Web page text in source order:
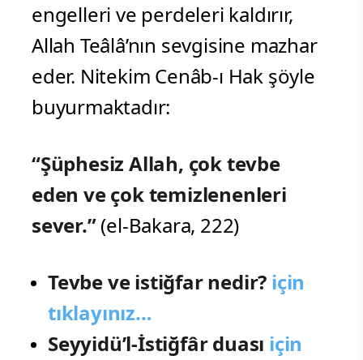
engelleri ve perdeleri kaldırır,
Allah Teâlâ’nın sevgisine mazhar
eder. Nitekim Cenâb-ı Hak şöyle
buyurmaktadır:
“Şüphesiz Allah, çok tevbe
eden ve çok temizlenenleri
sever.”(el-Bakara, 222)
Tevbe ve istiğfar nedir? için
tıklayınız…
Seyyidü’l-İstiğfâr duası için